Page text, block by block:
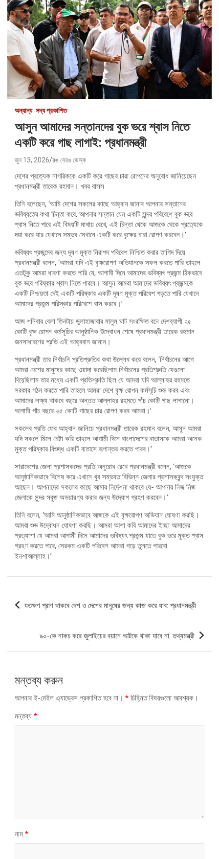
অন্যান্য সদ্য প্রকাশিত
আসুন আমাদের সন্তানদের বুক ভরে শ্বাস নিতে
একটি করে গাছ লাগাই: প্রধানমন্ত্রী
জুন 13, 2026 রঙ বেরঙ ডেস্ক
দেশের প্রত্যেক নাগরিককে একটি করে গাছের চারা রোপনের অনুরোধ জানিয়েছেন
প্রধানমন্ত্রী তারেক রহমান। খবর বাসস
তিনি বলেছেন, ‘আমি দেশের সকলের কাছে আহ্বান জানাব আপনার সন্তানের
ভবিষ্যতের কথা চিন্তা করে, আপনার সন্তান যেন একটি সুন্দর পরিবেশে বুক ভরে
শ্বাস নিতে পারে এই বিষয়টি মাথায় রেখে, এই চিন্তা থেকে আজকে থেকে প্রত্যেকে
দয়া করে যার যেখানে সম্ভব সেখানে একটি করে বৃক্ষের চারা রোপণ করবেন।’
ভবিষ্যৎ প্রজন্মের জন্য দূষণ মুক্ত নিরাপদ পরিবেশ নিশ্চিত করার তাগিদ দিয়ে
প্রধানমন্ত্রী বলেন, ‘আমরা যদি এই বৃক্ষরোপণ অভিযানকে সফল করতে পারি তাহলে
এতটুকু আমরা ধারণা করতে পারি যে, আগামী দিনে আমাদের ভবিষ্যৎ প্রজন্ম ঠিকভাবে
বুক ভরে পরিষ্কার শ্বাস নিতে পারবে। আসুন আমরা আমাদের ভবিষ্যৎ প্রজন্মকে
একটি নিশ্চয়তা দেই একটি পরিষ্কার একটি দূষণ মুক্ত পরিবেশ গড়তে পারি যেখানে
আমাদের প্রজন্ম পরিস্কার পরিবেশে বাস করবে।’
আজ শনিবার বেলা তিনটায় ডুলাহাজারার মালুম ঘাট সংরক্ষিত বনে দেশব্যাপী ২৫
কোটি বৃক্ষ রোপন কর্মসূচির আনুষ্ঠানিক উদ্বোধন শেষে প্রধানমন্ত্রী তারেক রহমান
জনসাধারণের প্রতি এই আহ্ববান জানান।
প্রধানমন্ত্রী তার নির্বাচনি প্রতিশ্রুতির কথা উল্লেখ করে বলেন, ‘নির্বাচনের আগে
আমরা দেশের মানুষের কাছে ওয়াদা করেছিলাম নির্বাচনের প্রতিশ্রুতি যেগুলো
দিয়েছিলাম তার মধ্যে একটি প্রতিশ্রুতি ছিল যে আমরা যদি আল্লাহর রহমতে
সরকার গঠন করতে পারি তাহলে আমরা দেশে বৃক্ষ রোপন কর্মসূচি শুরু করব এবং
আমাদের লক্ষ্য থাকবে বছরে অন্তত আল্লাহর রহমতে পাঁচ কোটি গাছ লাগানো।
আগামী পাঁচ বছরে ২৫ কোটি গাছের চার রোপণ করব আমরা।’
সকলের প্রতি ফের আহ্বান জানিয়ে প্রধানমন্ত্রী তারেক রহমান বলেন, আসুন আমরা
যদি সকলে মিলে চেষ্টা করি তাহলে আগামী দিনে বাংলাদেশের বাতাসকে আমরা অনেক
মুক্ত পরিষ্কার বিশুদ্ধ একটি বাতাসে রূপান্তর করতে পারব।’
সারাদেশের জেলা প্রশাসকদের প্রতি অনুরোধ রেখে প্রধানমন্ত্রী বলেন, ‘আজকে
আনুষ্ঠানিকভাবে বিশেষ করে এখানে খুব সম্ভবত বিভিন্ন জেলার প্রশাসকবৃন্দ সংযুক্ত
আছেন। আপনাদের সকলের কাছে আমার নির্দেশনা থাকবে যে- আপনার নিজ নিজ
জেলাকে সুন্দর সবুজ অভয়ারণ্য করার জন্য উদ্যোগ গ্রহণ করবেন।’
তিনি বলেন, ‘আমি আনুষ্ঠানিকভাবে আজকে এই বৃক্ষরোপণ অভিযান ঘোষণা করছি।
আমরা শুভ উদ্বোধন ঘোষণা করছি। আমরা আশা করি আমাদের ইচ্ছা আমাদের
প্রত্যাশা যে আমরা আগামী দিনে আমাদের ভবিষ্যৎ প্রজন্ম যাতে বুক ভরে মুক্ত শ্বাস
গ্রহণ করতে পারে, সেরকম একটি পরিবেশ আমরা গড়ে তুলতে পারবো
ইনশাআল্লাহ।’
পোস্ট
ন্যাভিগেশন
যতক্ষণ প্রাণ থাকবে দেশ ও দেশের মানুষের জন্য কাজ করে যাব: প্রধানমন্ত্রী
৯০-কে নাকচ করে জুলাইয়ের বয়ানে আটকে থাকা যাবে না: তথ্যমন্ত্রী
মন্তব্য করুন
আপনার ই-মেইল এ্যাড্রেস প্রকাশিত হবে না। * চিহ্নিত বিষয়গুলো আবশ্যক।
মন্তব্য *
নাম *